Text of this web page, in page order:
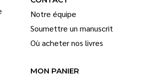
Notre équipe
Soumettre un manuscrit
Où acheter nos livres
MON PANIER